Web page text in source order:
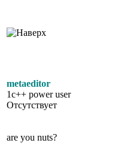
metaeditor
1c++ power user
Отсутствует
are you nuts?